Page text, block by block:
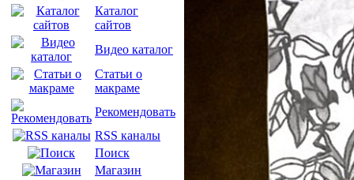
Каталог
сайтов
Видео каталог
Статьи о
макраме
Рекомендовать
RSS каналы
Поиск
Магазин